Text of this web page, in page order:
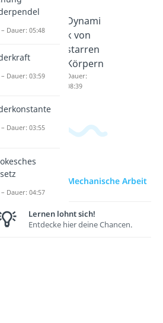
ische
Dauer:
04:36
Dynami
k von
starren
Körpern
Dauer:
08:39
zur Videoseite: Mechanische Arbeit
Lernen lohnt sich!
Entdecke hier deine Chancen.
Dauer: 05:48
Dauer: 03:59
Dauer: 03:55
Dauer: 04:57